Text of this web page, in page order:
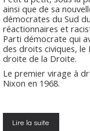
ainsi que de sa
démocrates du Sud
réactionnaires et
Parti démocrate qui
des droits civiques, le
droite de la Droite.
Le premier virage à
Nixon en 1968.
Lire la suite